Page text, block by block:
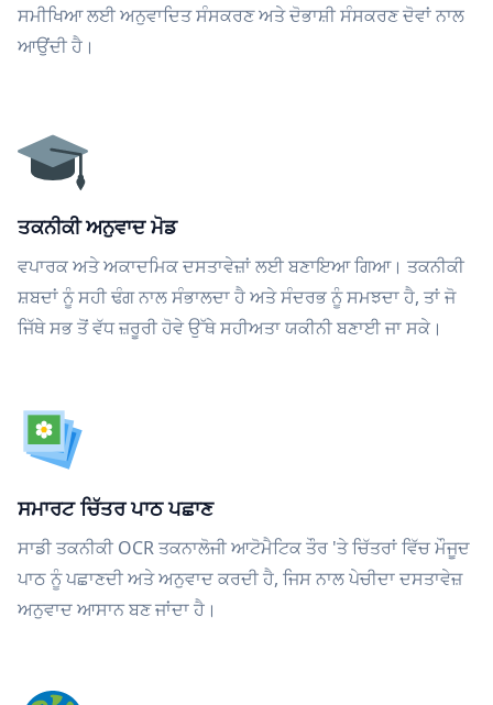
ਸਮੀਖਿਆ ਲਈ ਅਨੁਵਾਦਿਤ ਸੰਸਕਰਣ ਅਤੇ ਦੋਭਾਸ਼ੀ ਸੰਸਕਰਣ ਦੋਵਾਂ ਨਾਲ
ਆਉਂਦੀ ਹੈ।
ਤਕਨੀਕੀ ਅਨੁਵਾਦ ਮੋਡ
ਵਪਾਰਕ ਅਤੇ ਅਕਾਦਮਿਕ ਦਸਤਾਵੇਜ਼ਾਂ ਲਈ ਬਣਾਇਆ ਗਿਆ। ਤਕਨੀਕੀ
ਸ਼ਬਦਾਂ ਨੂੰ ਸਹੀ ਢੰਗ ਨਾਲ ਸੰਭਾਲਦਾ ਹੈ ਅਤੇ ਸੰਦਰਭ ਨੂੰ ਸਮਝਦਾ ਹੈ, ਤਾਂ ਜੋ
ਜਿੱਥੇ ਸਭ ਤੋਂ ਵੱਧ ਜ਼ਰੂਰੀ ਹੋਵੇ ਉੱਥੇ ਸਹੀਅਤਾ ਯਕੀਨੀ ਬਣਾਈ ਜਾ ਸਕੇ।
ਸਮਾਰਟ ਚਿੱਤਰ ਪਾਠ ਪਛਾਣ
ਸਾਡੀ ਤਕਨੀਕੀ OCR ਤਕਨਾਲੋਜੀ ਆਟੋਮੈਟਿਕ ਤੌਰ 'ਤੇ ਚਿੱਤਰਾਂ ਵਿੱਚ ਮੌਜੂਦ
ਪਾਠ ਨੂੰ ਪਛਾਣਦੀ ਅਤੇ ਅਨੁਵਾਦ ਕਰਦੀ ਹੈ, ਜਿਸ ਨਾਲ ਪੇਚੀਦਾ ਦਸਤਾਵੇਜ਼
ਅਨੁਵਾਦ ਆਸਾਨ ਬਣ ਜਾਂਦਾ ਹੈ।